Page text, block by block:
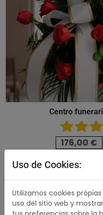
Centro
176,00 €
489,00 €
Uso de Cookies:
Utilizamos cookies
uso del sitio web y